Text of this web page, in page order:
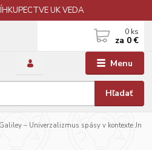
UK VEDA
Menu
Hľadať
0 ks
za 0 €
– Univerzalizmus spásy v kontexte Jn